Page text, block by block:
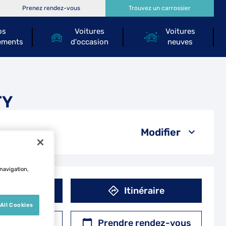
Voitures
d'occasion
Voitures
neuves
Prenez rendez-vous Trouvez un carrossier
Modifier
Itinéraire
Prendre rendez-vous
Cookies